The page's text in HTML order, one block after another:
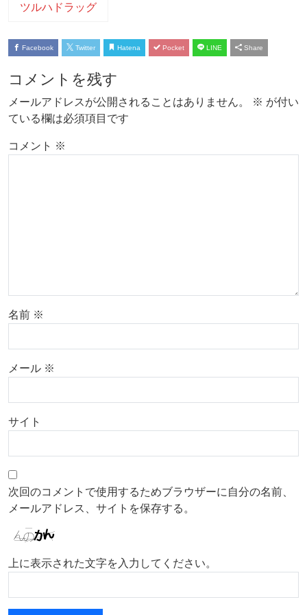
ツルハドラッグ
Facebook Twitter Hatena Pocket LINE Share
コメントを残す
メールアドレスが公開されることはありません。 ※ が付い
ている欄は必須項目です
コメント ※
名前 ※
メール ※
サイト
次回のコメントで使用するためブラウザーに自分の名前、
メールアドレス、サイトを保存する。
上に表示された文字を入力してください。